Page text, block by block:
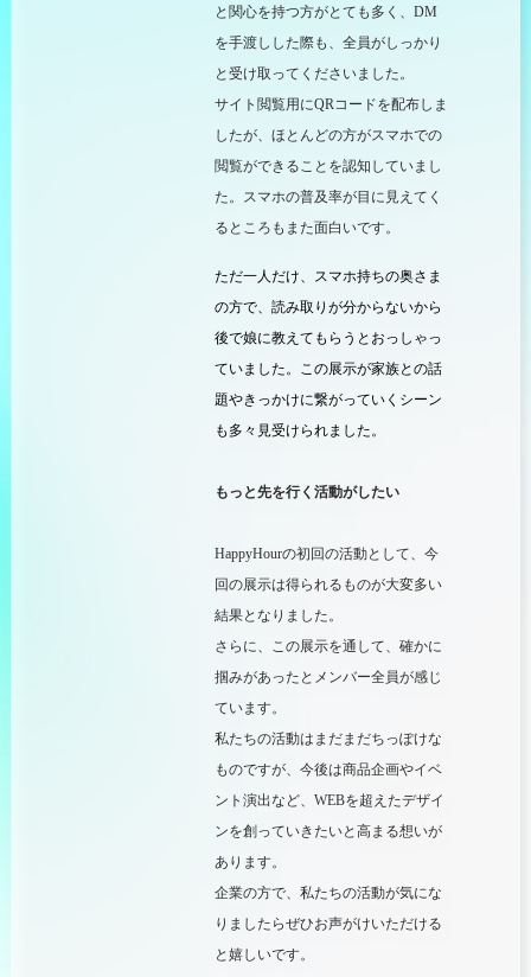
と関心を持つ方がとても多く、DM
を手渡しした際も、全員がしっかり
と受け取ってくださいました。
サイト閲覧用にQRコードを配布しま
したが、ほとんどの方がスマホでの
閲覧ができることを認知していまし
た。スマホの普及率が目に見えてく
るところもまた面白いです。
ただ一人だけ、スマホ持ちの奥さま
の方で、読み取りが分からないから
後で娘に教えてもらうとおっしゃっ
ていました。この展示が家族との話
題やきっかけに繋がっていくシーン
も多々見受けられました。
もっと先を行く活動がしたい
HappyHourの初回の活動として、今
回の展示は得られるものが大変多い
結果となりました。
さらに、この展示を通して、確かに
掴みがあったとメンバー全員が感じ
ています。
私たちの活動はまだまだちっぽけな
ものですが、今後は商品企画やイベ
ント演出など、WEBを超えたデザイ
ンを創っていきたいと高まる想いが
あります。
企業の方で、私たちの活動が気にな
りましたらぜひお声がけいただける
と嬉しいです。